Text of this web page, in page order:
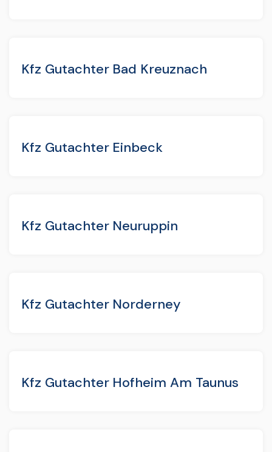
Kfz Gutachter Bad Kreuznach
Kfz Gutachter Einbeck
Kfz Gutachter Neuruppin
Kfz Gutachter Norderney
Kfz Gutachter Hofheim Am Taunus